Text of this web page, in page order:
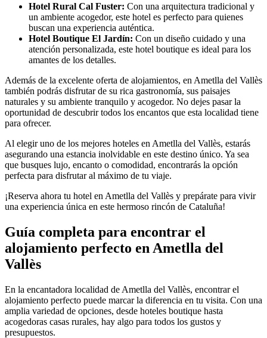
Hotel Rural Cal Fuster: Con una arquitectura tradicional y
un ambiente acogedor, este hotel es perfecto para quienes
buscan una experiencia auténtica.
Hotel Boutique El Jardín: Con un diseño cuidado y una
atención personalizada, este hotel boutique es ideal para los
amantes de los detalles.
Además de la excelente oferta de alojamientos, en Ametlla del Vallès
también podrás disfrutar de su rica gastronomía, sus paisajes
naturales y su ambiente tranquilo y acogedor. No dejes pasar la
oportunidad de descubrir todos los encantos que esta localidad tiene
para ofrecer.
Al elegir uno de los mejores hoteles en Ametlla del Vallès, estarás
asegurando una estancia inolvidable en este destino único. Ya sea
que busques lujo, encanto o comodidad, encontrarás la opción
perfecta para disfrutar al máximo de tu viaje.
¡Reserva ahora tu hotel en Ametlla del Vallès y prepárate para vivir
una experiencia única en este hermoso rincón de Cataluña!
Guía completa para encontrar el
alojamiento perfecto en Ametlla del
Vallès
En la encantadora localidad de Ametlla del Vallès, encontrar el
alojamiento perfecto puede marcar la diferencia en tu visita. Con una
amplia variedad de opciones, desde hoteles boutique hasta
acogedoras casas rurales, hay algo para todos los gustos y
presupuestos.